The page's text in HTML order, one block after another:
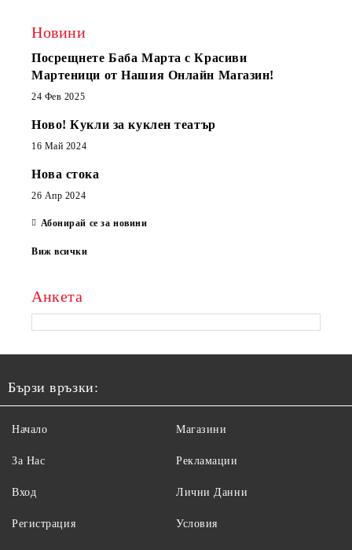
Новини
Посрещнете Баба Марта с Красиви
Мартеници от Нашия Онлайн Магазин!
24 Фев 2025
Ново! Кукли за куклен театър
16 Май 2024
Нова стока
26 Апр 2024
Абонирай се за новини
Виж всички
Анкета
Бързи връзки:
Начало
За Нас
Вход
Регистрация
Магазини
Рекламации
Лични Данни
Условия